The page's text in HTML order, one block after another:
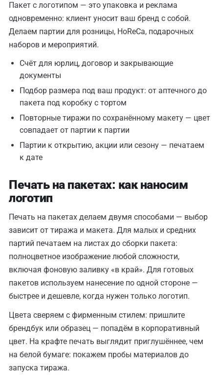
Пакет с логотипом — это упаковка и реклама
одновременно: клиент уносит ваш бренд с собой.
Делаем партии для розницы, HoReCa, подарочных
наборов и мероприятий.
Счёт для юрлиц, договор и закрывающие
документы
Подбор размера под ваш продукт: от аптечного до
пакета под коробку с тортом
Повторные тиражи по сохранённому макету — цвет
совпадает от партии к партии
Партии к открытию, акции или сезону — печатаем
к дате
Печать на пакетах: как наносим
логотип
Печать на пакетах делаем двумя способами — выбор
зависит от тиража и макета. Для малых и средних
партий печатаем на листах до сборки пакета:
полноцветное изображение любой сложности,
включая фоновую заливку «в край». Для готовых
пакетов используем нанесение по одной стороне —
быстрее и дешевле, когда нужен только логотип.
Цвета сверяем с фирменным стилем: пришлите
брендбук или образец — попадём в корпоративный
цвет. На крафте печать выглядит приглушённее, чем
на белой бумаге: покажем пробы материалов до
запуска тиража.